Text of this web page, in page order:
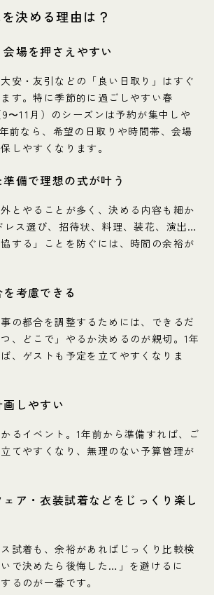
決める理由は？
場を押さえやすい
安・友引などの「良い日取り」はすぐ
す。特に季節的に過ごしやすい春
9〜11月）のシーズンは予約が集中しや
前なら、希望の日取りや時間帯、会場
しやすくなります。
備で理想の式が叶う
とやることが多く、決める内容も細か
レス選び、招待状、料理、装花、演出…
協する」ことを防ぐには、時間の余裕が
考慮できる
の都合を調整するためには、できるだ
、どこで」やるか決めるのが親切。1年
、ゲストも予定を立てやすくなりま
しやすい
るイベント。1年前から準備すれば、ご
てやすくなり、無理のない予算管理が
ア・衣装試着などをじっくり楽し
試着も、余裕があればじっくり比較検
で決めたら後悔した…」を避けるに
るのが一番です。